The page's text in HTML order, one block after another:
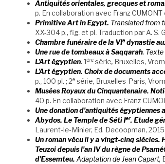
Antiquités orientales, grecques et
p. En collaboration avec Franz CUMONT
Primitive Art in Egypt. Translated from
XX-304 p., fig. et pl. Traduction par A. S.
Chambre funéraire de la VIedynastie
Une rue de tombeaux à Saqqarah. Texte
L’Art égyptien. 1èresérie, Bruxelles,
L’Art égyptien. Choix de documents
p., 100 pl. ; 2esérie, Bruxelles-Paris,
Musées Royaux du Cinquantenaire.
40 p. En collaboration avec Franz
Une donation d’antiquités égyptiennes
Abydos. Le Temple de Séti Ier. Etude
Laurent-le-Minier, Ed. Decoopman,
Un roman vécu il y a vingt-cinq siècles.
Teuzoi depuis l’an IV du règne de
d’Essemteu. Adaptation de Jean Capart,